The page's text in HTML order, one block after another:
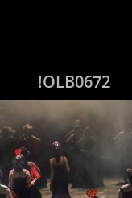
!OLB0672